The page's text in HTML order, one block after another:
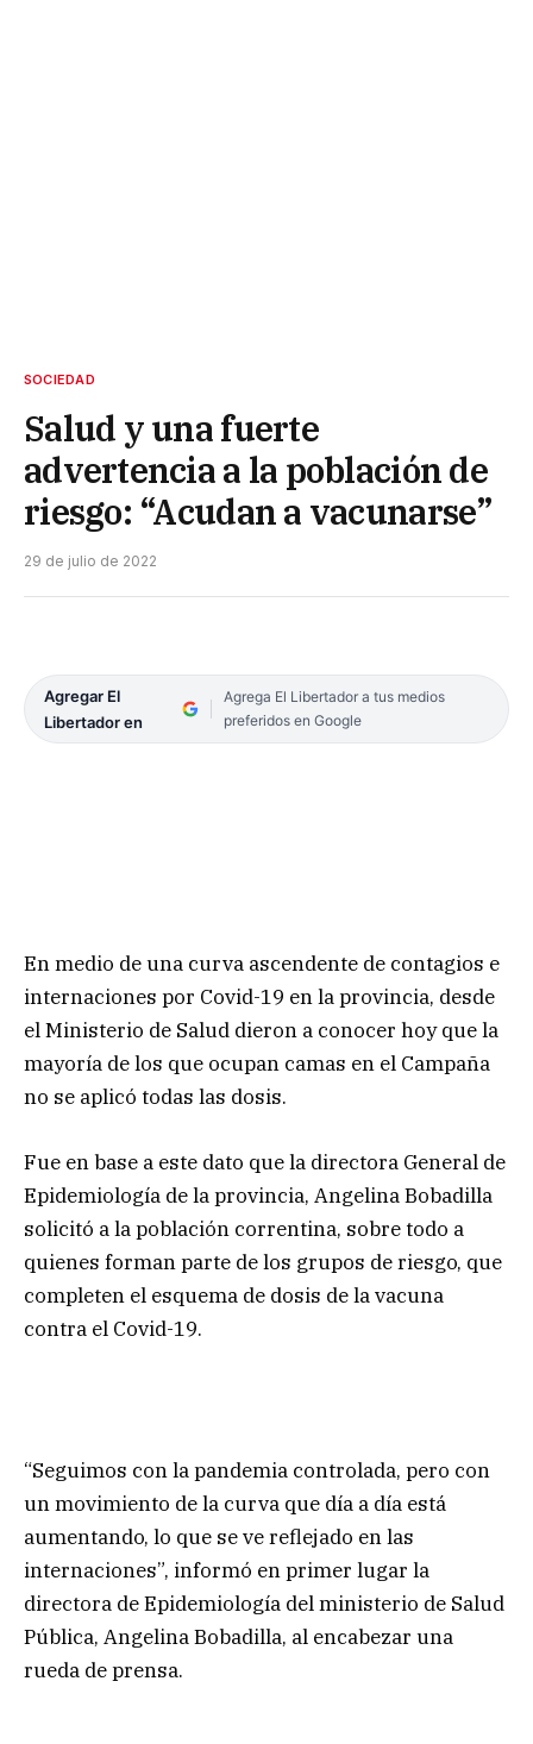
SOCIEDAD
Salud y una fuerte
advertencia a la población de
riesgo: “Acudan a vacunarse”
29 de julio de 2022
Agregar El
Libertador en
Agrega El Libertador a tus medios
preferidos en Google
En medio de una curva ascendente de contagios e
internaciones por Covid-19 en la provincia, desde
el Ministerio de Salud dieron a conocer hoy que la
mayoría de los que ocupan camas en el Campaña
no se aplicó todas las dosis.
Fue en base a este dato que la directora General de
Epidemiología de la provincia, Angelina Bobadilla
solicitó a la población correntina, sobre todo a
quienes forman parte de los grupos de riesgo, que
completen el esquema de dosis de la vacuna
contra el Covid-19.
“Seguimos con la pandemia controlada, pero con
un movimiento de la curva que día a día está
aumentando, lo que se ve reflejado en las
internaciones”, informó en primer lugar la
directora de Epidemiología del ministerio de Salud
Pública, Angelina Bobadilla, al encabezar una
rueda de prensa.